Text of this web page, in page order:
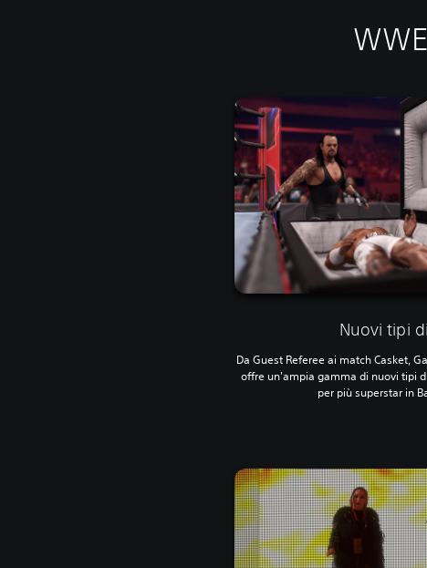
Nuovi tipi
Da Guest Referee ai match Casket,
offre un'ampia gamma di nuovi tipi
per più superstar in